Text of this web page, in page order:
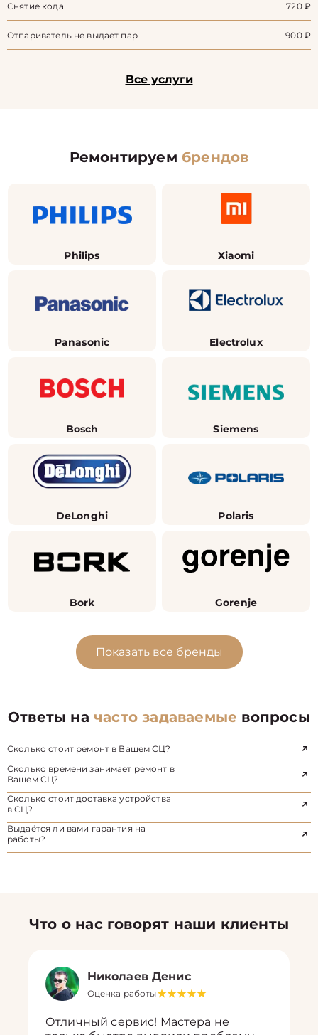
Снятие кода 720 ₽
Отпариватель не выдает пар 900 ₽
Все услуги
Ремонтируем брендов
Philips Xiaomi
Panasonic Electrolux
Bosch Siemens
DeLonghi Polaris
Bork Gorenje
Показать все бренды
Ответы начасто задаваемые вопросы
Сколько стоит ремонт в Вашем СЦ?
Сколько времени занимает ремонт в
Вашем СЦ?
Сколько стоит доставка устройства
в СЦ?
Выдаётся ли вами гарантия на
работы?
Что о нас говорят наши клиенты
Николаев Денис
Оценка работы
Отличный сервис! Мастера не